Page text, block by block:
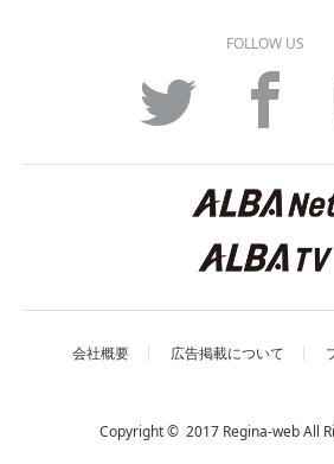
FOLLOW US
Facebook Instagram
会社概要 広告掲載について
Copyright © 2017 Regina-web All